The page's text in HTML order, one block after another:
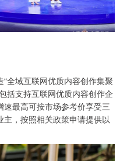
“全域互联网优质内容创作集聚
括支持互联网优质内容创作企
最高可按市场参考价享受三
，按照相关政策申请提供以